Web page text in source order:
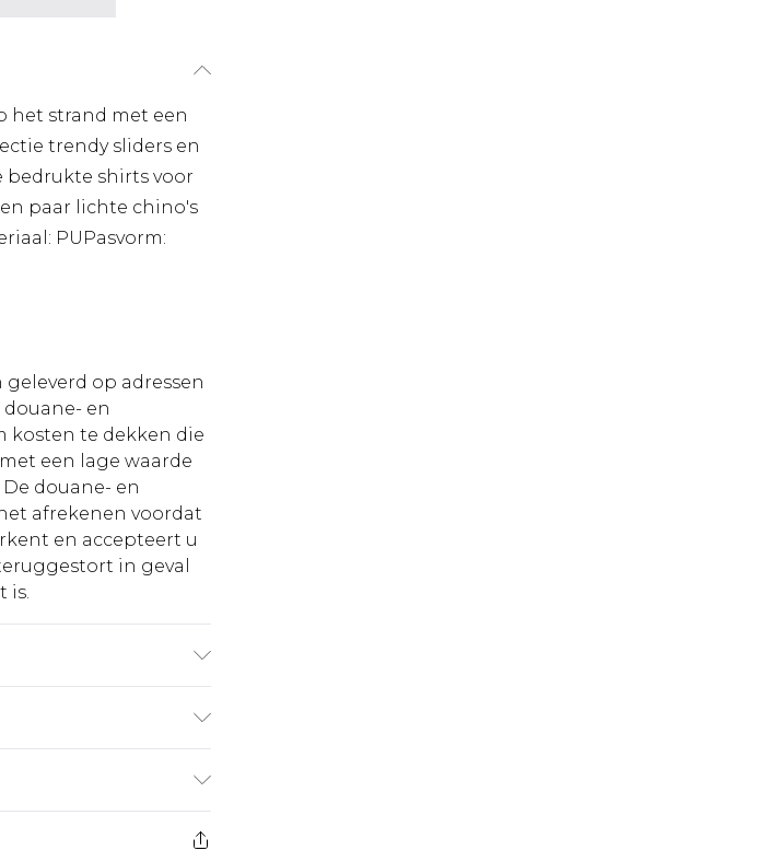
het strand met een
trendy sliders en
shirts voor
paar lichte chino's
PUPasvorm:
op adressen
en
kosten te dekken die
een lage waarde
douane- en
afrekenen voordat
en accepteert u
in geval
is.
€5.99
€14.99